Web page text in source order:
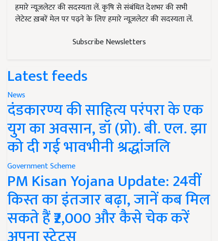
हमारे न्यूज़लेटर की सदस्यता लें. कृषि से संबंधित देशभर की सभी
लेटेस्ट ख़बरें मेल पर पढ़ने के लिए हमारे न्यूज़लेटर की सदस्यता लें.
Subscribe Newsletters
Latest feeds
News
दंडकारण्य की साहित्य परंपरा के एक
युग का अवसान, डॉ (प्रो). बी. एल. झा
को दी गई भावभीनी श्रद्धांजलि
Government Scheme
PM Kisan Yojana Update: 24वीं
किस्त का इंतजार बढ़ा, जानें कब मिल
सकते हैं ₹2,000 और कैसे चेक करें